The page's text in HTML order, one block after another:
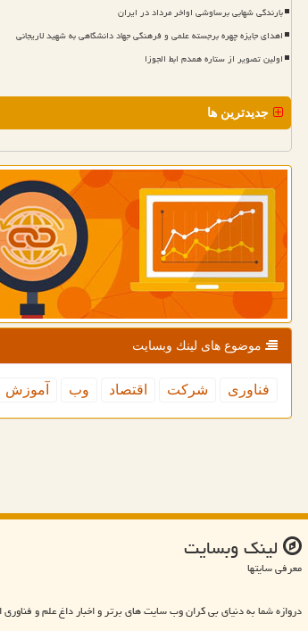
بارندگی شهابی برساوشی اواخر مرداد در ایران
اهدای جایزه چهره برجسته علمی و فرهنگی جهاد دانشگاهی به شهید لاریجانی
اولین تصویر از ستاره همدم ابط الجوزا
جدیدترین ها
موضوع های لینك وبسایت
فناوری شركت اقتصاد وب آموزش
لینك وبسایت
معرفی سایتها
دروازه شما به دنیای بی کران وب سایت های برتر و اخبار داغ علم و فناوری